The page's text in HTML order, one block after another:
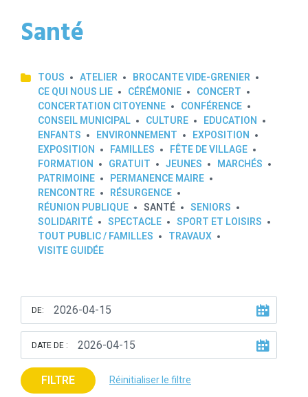
Santé
TOUS ATELIER
BROCANTE VIDE-GRENIER
CE QUI NOUS LIE
CÉRÉMONIE
CONCERT
CONCERTATION CITOYENNE
CONFÉRENCE
CONSEIL MUNICIPAL
CULTURE
EDUCATION
ENFANTS
ENVIRONNEMENT
EXPOSITION
EXPOSITION
FAMILLES
FÊTE DE VILLAGE
FORMATION
GRATUIT JEUNES
MARCHÉS
PATRIMOINE
PERMANENCE MAIRE
RENCONTRE
RÉSURGENCE
RÉUNION PUBLIQUE
SANTÉ
SENIORS
SOLIDARITÉ
SPECTACLE
SPORT ET LOISIRS
TOUT PUBLIC / FAMILLES
TRAVAUX
VISITE GUIDÉE
DE:
DATE DE :
FILTRE Réinitialiser le filtre